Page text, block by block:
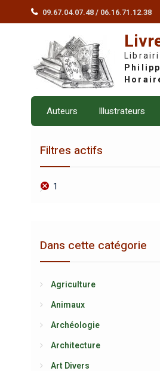
09.67.04.07.48 / 06.16.71.12.38
Auteurs Illustrateurs
Filtres actifs
1
Dans cette catégorie
Agriculture
Animaux
Archéologie
Architecture
Art Divers